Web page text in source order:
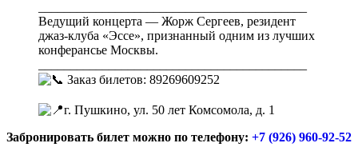
Ведущий концерта — Жорж Сергеев, резидент
джаз-клуба «Эссе», признанный одним из лучших
конферансье Москвы.
Заказ билетов: 89269609252⠀⠀⠀⠀ ⁣⁣⠀
г. Пушкино, ул. 50 лет Комсомола, д. 1⁣⁣⠀
Забронировать билет можно по телефону: +7 (926) 960-92-52